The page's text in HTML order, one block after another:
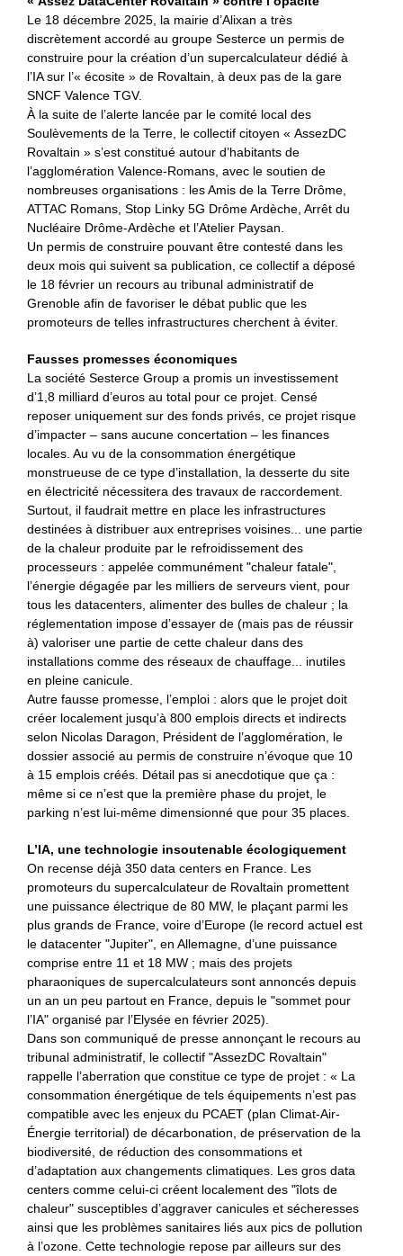
Le 18 décembre 2025, la mairie d’Alixan a très
discrètement accordé au groupe Sesterce un permis de
construire pour la création d’un supercalculateur dédié à
l’IA sur l’« écosite » de Rovaltain, à deux pas de la gare
SNCF Valence TGV.
À la suite de l’alerte lancée par le comité local des
Soulèvements de la Terre, le collectif citoyen « AssezDC
Rovaltain » s’est constitué autour d’habitants de
l’agglomération Valence-Romans, avec le soutien de
nombreuses organisations : les Amis de la Terre Drôme,
ATTAC Romans, Stop Linky 5G Drôme Ardèche, Arrêt du
Nucléaire Drôme-Ardèche et l’Atelier Paysan.
Un permis de construire pouvant être contesté dans les
deux mois qui suivent sa publication, ce collectif a déposé
le 18 février un recours au tribunal administratif de
Grenoble afin de favoriser le débat public que les
promoteurs de telles infrastructures cherchent à éviter.
Fausses promesses économiques
La société Sesterce Group a promis un investissement
d’1,8 milliard d’euros au total pour ce projet. Censé
reposer uniquement sur des fonds privés, ce projet risque
d’impacter – sans aucune concertation – les finances
locales. Au vu de la consommation énergétique
monstrueuse de ce type d’installation, la desserte du site
en électricité nécessitera des travaux de raccordement.
Surtout, il faudrait mettre en place les infrastructures
destinées à distribuer aux entreprises voisines... une partie
de la chaleur produite par le refroidissement des
processeurs : appelée communément "chaleur fatale",
l’énergie dégagée par les milliers de serveurs vient, pour
tous les datacenters, alimenter des bulles de chaleur ; la
réglementation impose d’essayer de (mais pas de réussir
à) valoriser une partie de cette chaleur dans des
installations comme des réseaux de chauffage... inutiles
en pleine canicule.
Autre fausse promesse, l’emploi : alors que le projet doit
créer localement jusqu’à 800 emplois directs et indirects
selon Nicolas Daragon, Président de l’agglomération, le
dossier associé au permis de construire n’évoque que 10
à 15 emplois créés. Détail pas si anecdotique que ça :
même si ce n’est que la première phase du projet, le
parking n’est lui-même dimensionné que pour 35 places.
L’IA, une technologie insoutenable écologiquement
On recense déjà 350 data centers en France. Les
promoteurs du supercalculateur de Rovaltain promettent
une puissance électrique de 80 MW, le plaçant parmi les
plus grands de France, voire d’Europe (le record actuel est
le datacenter "Jupiter", en Allemagne, d’une puissance
comprise entre 11 et 18 MW ; mais des projets
pharaoniques de supercalculateurs sont annoncés depuis
un an un peu partout en France, depuis le "sommet pour
l’IA" organisé par l’Elysée en février 2025).
Dans son communiqué de presse annonçant le recours au
tribunal administratif, le collectif "AssezDC Rovaltain"
rappelle l’aberration que constitue ce type de projet : « La
consommation énergétique de tels équipements n’est pas
compatible avec les enjeux du PCAET (plan Climat-Air-
Énergie territorial) de décarbonation, de préservation de la
biodiversité, de réduction des consommations et
d’adaptation aux changements climatiques. Les gros data
centers comme celui-ci créent localement des "îlots de
chaleur" susceptibles d’aggraver canicules et sécheresses
ainsi que les problèmes sanitaires liés aux pics de pollution
à l’ozone. Cette technologie repose par ailleurs sur des